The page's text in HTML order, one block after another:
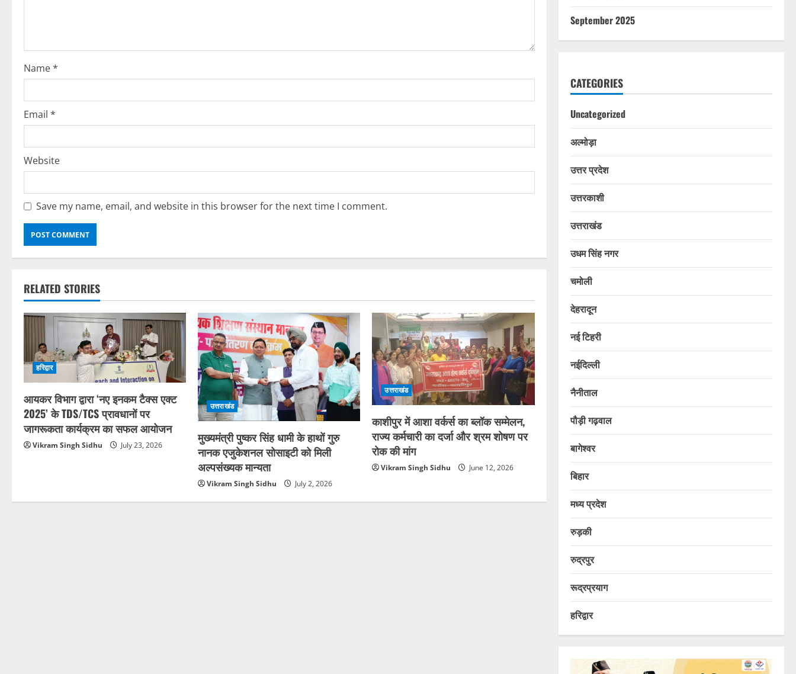
i
o
n
Name*
Email *
Website
Save my name, email, and website in this browser for the next time I comment.
RELATED STORIES
हरिद्वार
आयकर विभाग द्वारा ‘नए इनकम टैक्स एक्ट
2025’ के TDS/TCS प्रावधानों पर
जागरूकता कार्यक्रम का सफल आयोजन
Vikram Singh Sidhu July 23, 2026
उत्तराखंड
मुख्यमंत्री पुष्कर सिंह धामी के हाथों गुरु
नानक एजुकेशनल सोसाइटी को मिली
अल्पसंख्यक मान्यता
Vikram Singh Sidhu July 2, 2026
उत्तराखंड
काशीपुर में आशा वर्कर्स का ब्लॉक सम्मेलन,
राज्य कर्मचारी का दर्जा और श्रम शोषण पर
रोक की मांग
Vikram Singh Sidhu June 12, 2026
September 2025
CATEGORIES
Uncategorized
अल्मोड़ा
उत्तर प्रदेश
उत्तरकाशी
उत्तराखंड
उधम सिंह नगर
चमोली
देहरादून
नई टिहरी
नईदिल्ली
नैनीताल
पौड़ी गढ़वाल
बागेश्वर
बिहार
मध्य प्रदेश
रुड़की
रुद्रपुर
रूद्रप्रयाग
हरिद्वार